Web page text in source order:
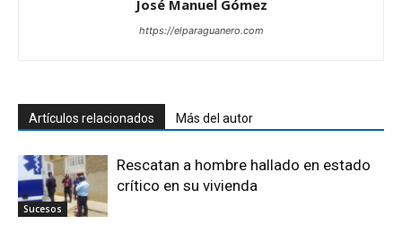
José Manuel Gómez
https://elparaguanero.com
Artículos relacionados Más del autor
Sucesos
Rescatan a hombre hallado en estado
crítico en su vivienda